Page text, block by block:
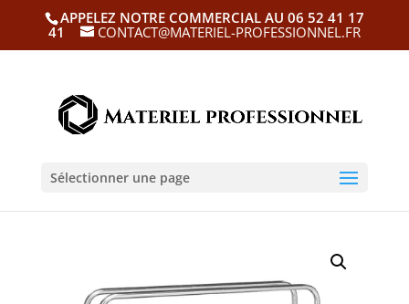
APPELEZ NOTRE COMMERCIAL AU 06 52 41 17
41
CONTACT@MATERIEL-PROFESSIONNEL.FR
Sélectionner une page